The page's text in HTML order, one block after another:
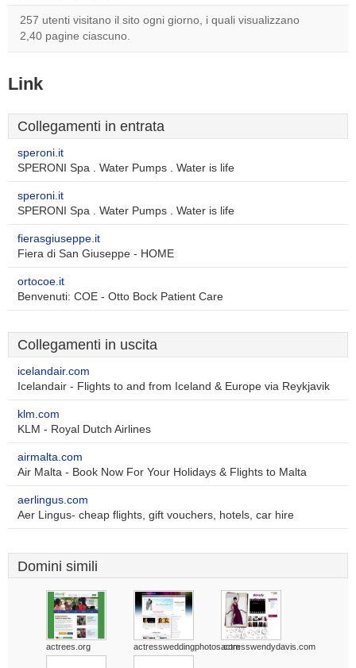
257 utenti visitano il sito ogni giorno, i quali visualizzano
2,40 pagine ciascuno.
Link
Collegamenti in entrata
speroni.it
SPERONI Spa . Water Pumps . Water is life
speroni.it
SPERONI Spa . Water Pumps . Water is life
fierasgiuseppe.it
Fiera di San Giuseppe - HOME
ortocoe.it
Benvenuti: COE - Otto Bock Patient Care
Collegamenti in uscita
icelandair.com
Icelandair - Flights to and from Iceland & Europe via Reykjavik
klm.com
KLM - Royal Dutch Airlines
airmalta.com
Air Malta - Book Now For Your Holidays & Flights to Malta
aerlingus.com
Aer Lingus- cheap flights, gift vouchers, hotels, car hire
Domini simili
actrees.org actressweddingphotos.comactresswendydavis.com